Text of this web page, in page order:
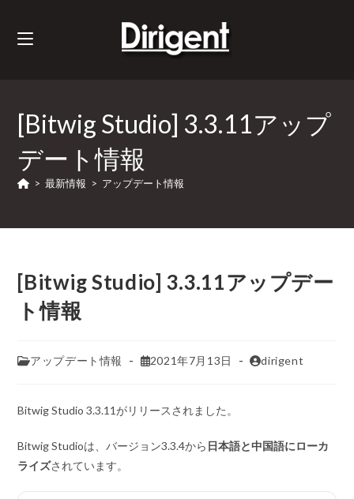
[Bitwig Studio] 3.3.11アップ
デート情報
> 最新情報 > アップデート情報
[Bitwig Studio] 3.3.11アップデー
ト情報
アップデート情報 2021年7月13日 dirigent
Bitwig Studio 3.3.11がリリースされました。
Bitwig Studioは、バージョン3.3.4から 日本語と中国語にローカ
ライズされています。